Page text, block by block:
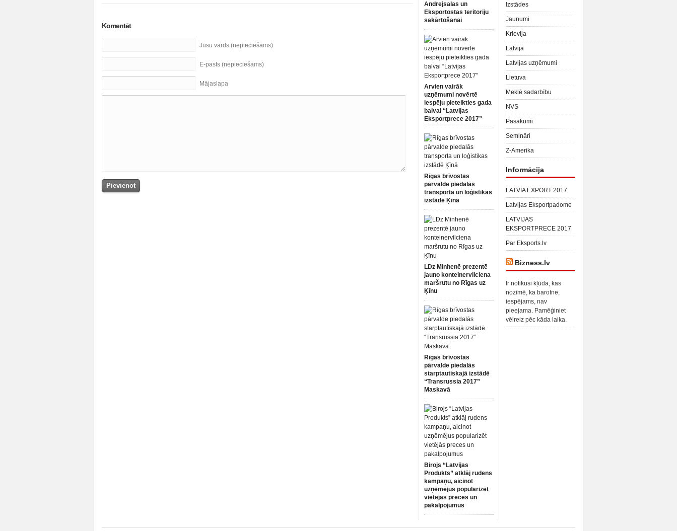
Komentēt
Jūsu vārds (nepieciešams)
E-pasts (nepieciešams)
Mājaslapa
Andrejsalas un
Eksportostas teritoriju
sakārtošanai
Arvien vairāk
uzņēmumi novērtē
iespēju pieteikties gada
balvai “Latvijas
Eksportprece 2017”
Rīgas brīvostas
pārvalde piedalās
transporta un loģistikas
izstādē Ķīnā
LDz Minhenē prezentē
jauno konteinervilciena
maršrutu no Rīgas uz
Ķīnu
Rīgas brīvostas
pārvalde piedalās
starptautiskajā izstādē
“Transrussia 2017”
Maskavā
Birojs “Latvijas
Produkts” atklāj rudens
kampaņu, aicinot
uzņēmējus popularizēt
vietējās preces un
pakalpojumus
Izstādes
Jaunumi
Krievija
Latvija
Latvijas uzņēmumi
Lietuva
Meklē sadarbību
NVS
Pasākumi
Semināri
Z-Amerika
Informācija
LATVIA EXPORT 2017
Latvijas Eksportpadome
LATVIJAS
EKSPORTPRECE 2017
Par Eksports.lv
Bizness.lv
Ir notikusi kļūda, kas
nozīmē, ka barotne,
iespējams, nav
pieejama. Pamēģiniet
vēlreiz pēc kāda laika.